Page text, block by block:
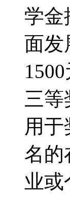
学金
面发
三
用
名
业